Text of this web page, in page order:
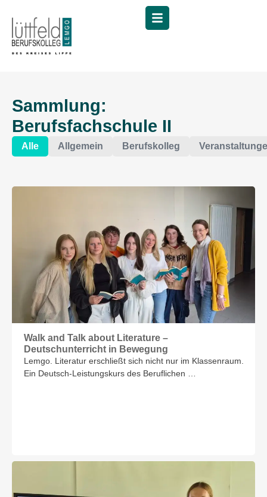
Menü
Sammlung:
Berufsfachschule II
Allgemein Berufskolleg
Alle
Walk and Talk about Literature –
Deutschunterricht in Bewegung
Lemgo. Literatur erschließt sich nicht nur im Klassenraum.
Ein Deutsch-Leistungskurs des Beruflichen …